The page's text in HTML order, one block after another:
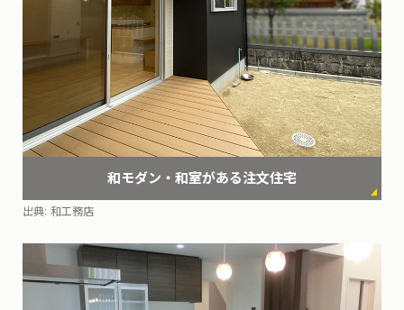
和モダン・和室がある注文住宅
出典: 和工務店